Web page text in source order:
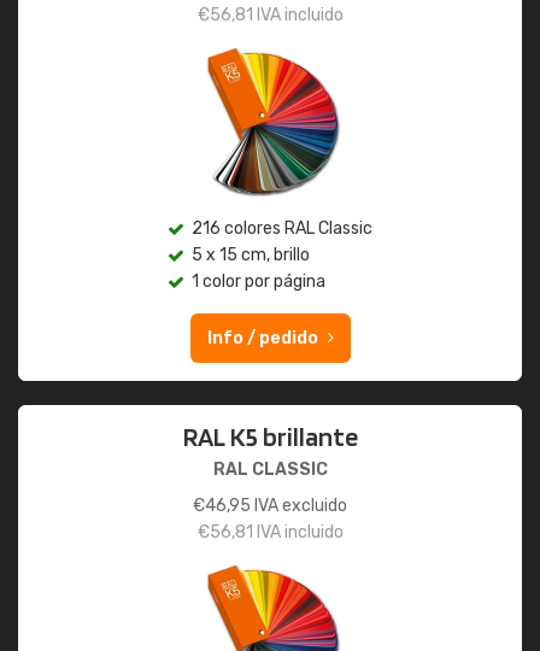
€56,81 IVA incluido
216 colores RAL Classic
5 x 15 cm, brillo
1 color por página
Info / pedido
RAL K5 brillante
RAL CLASSIC
€46,95 IVA excluido
€56,81 IVA incluido